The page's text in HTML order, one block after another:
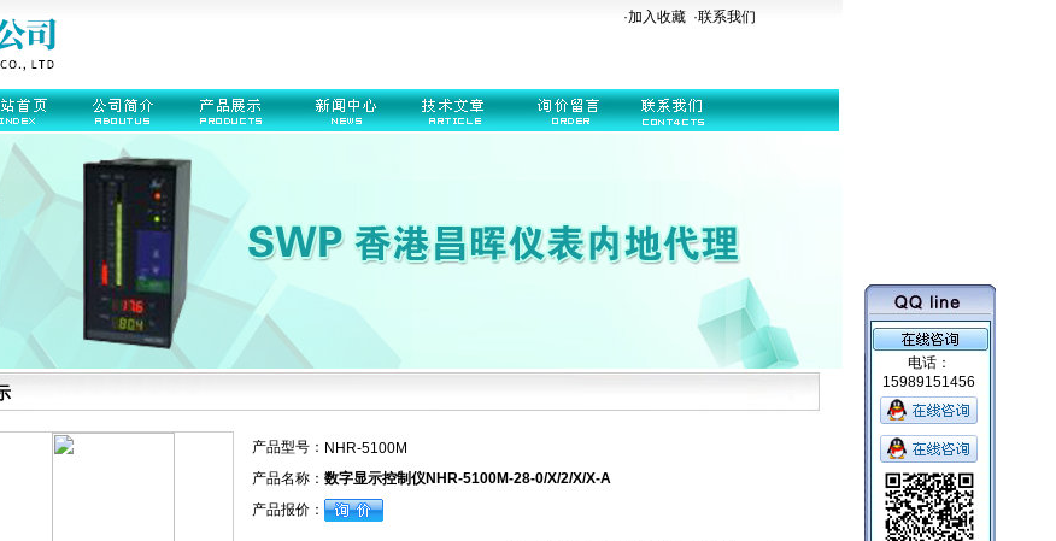
·加入收藏 ·联系我们
产品型号： NHR-5100M
产品名称： 数字显示控制仪NHR-5100M-28-0/X/2/X/X-A
产品报价：
电话：
15989151456